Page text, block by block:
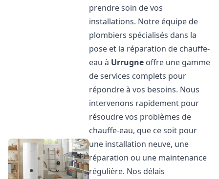
prendre soin de vos
installations. Notre équipe de
plombiers spécialisés dans la
pose et la réparation de chauffe-
eau à Urrugne offre une gamme
de services complets pour
répondre à vos besoins. Nous
intervenons rapidement pour
résoudre vos problèmes de
chauffe-eau, que ce soit pour
une installation neuve, une
réparation ou une maintenance
régulière. Nos délais